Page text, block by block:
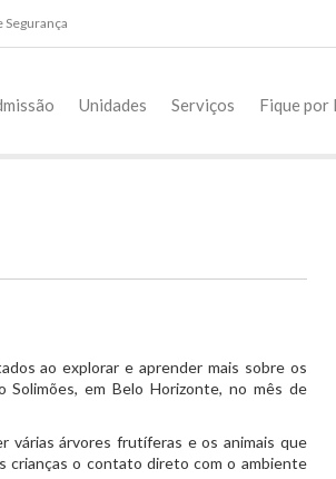
Segurança
Unidades Serviços Fique por
ao explorar e aprender mais sobre os
Solimões, em Belo Horizonte, no mês de
várias árvores frutíferas e os animais que
crianças o contato direto com o ambiente